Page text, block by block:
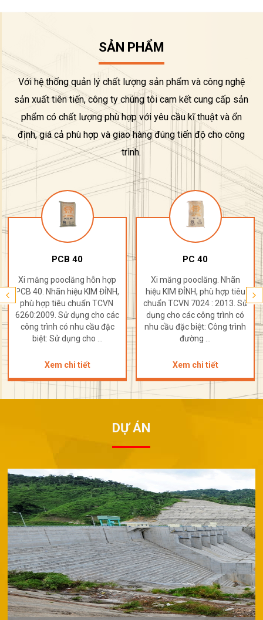
SẢN PHẨM
Với hệ thống quản lý chất lượng sản phẩm và công nghệ
sản xuất tiên tiến, công ty chúng tôi cam kết cung cấp sản
phẩm có chất lượng phù hợp với yêu cầu kĩ thuật và ổn
định, giá cả phù hợp và giao hàng đúng tiến độ cho công
trình.
PCB 40
Xi măng pooclăng hỗn hợp
PCB 40. Nhãn hiệu KIM ĐỈNH,
phù hợp tiêu chuẩn TCVN
6260:2009. Sử dụng cho các
công trình có nhu cầu đặc
biệt: Sử dụng cho ...
Xem chi tiết
PC 40
Xi măng pooclăng. Nhãn
hiệu KIM ĐỈNH, phù hợp tiêu
chuẩn TCVN 7024 : 2013. Sử
dụng cho các công trình có
nhu cầu đặc biệt: Công trình
đường ...
Xem chi tiết
DỰ ÁN